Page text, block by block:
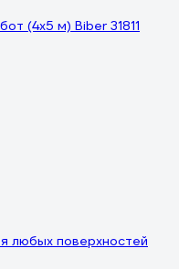
(4х5 м) Biber 31811
любых поверхностей